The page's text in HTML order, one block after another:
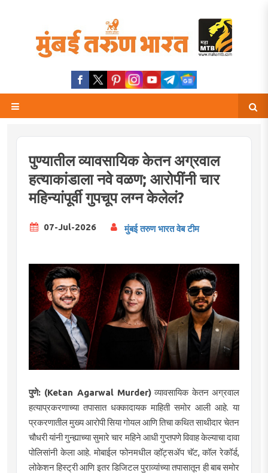
पुण्यातील व्यावसायिक केतन अग्रवाल
हत्याकांडाला नवे वळण; आरोपींनी चार
महिन्यांपूर्वी गुपचूप लग्न केलेलं?
07-Jul-2026 मुंबई तरुण भारत वेब टीम
पुणे: (Ketan Agarwal Murder) व्यावसायिक केतन अग्रवाल
हत्याप्रकरणाच्या तपासात धक्कादायक माहिती समोर आली आहे. या
प्रकरणातील मुख्य आरोपी सिया गोयल आणि तिचा कथित साथीदार चेतन
चौधरी यांनी गुन्ह्याच्या सुमारे चार महिने आधी गुप्तपणे विवाह केल्याचा दावा
पोलिसांनी केला आहे. मोबाईल फोनमधील व्हॉट्सॲप चॅट, कॉल रेकॉर्ड,
लोकेशन हिस्ट्री आणि इतर डिजिटल पुराव्यांच्या तपासातून ही बाब समोर